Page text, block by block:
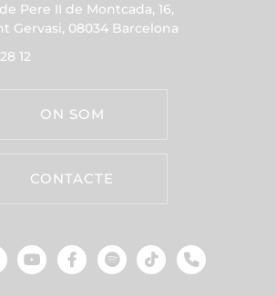
Pere II de Montcada, 16,
Gervasi, 08034 Barcelona
12
ON SOM
CONTACTE